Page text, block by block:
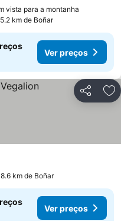
vista para a montanha
km de Boñar
Ver preços
Partilhar
km de Boñar
Ver preços